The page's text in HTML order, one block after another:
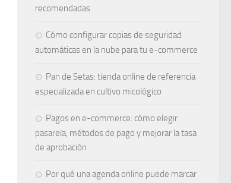
recomendadas
Cómo configurar copias de seguridad
automáticas en la nube para tu e‑commerce
Pan de Setas: tienda online de referencia
especializada en cultivo micológico
Pagos en e-commerce: cómo elegir
pasarela, métodos de pago y mejorar la tasa
de aprobación
Por qué una agenda online puede marcar